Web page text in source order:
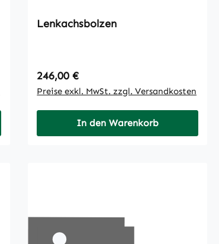
Lenkachsbolzen
Regulärer Preis:
246,00 €
Preise exkl. MwSt. zzgl. Versandkosten
In den Warenkorb